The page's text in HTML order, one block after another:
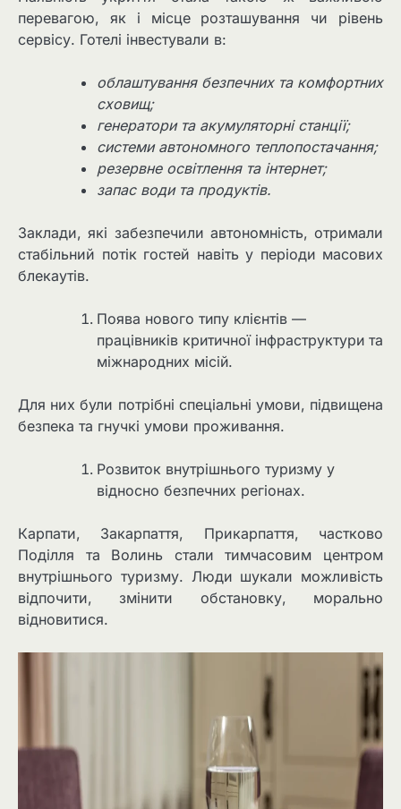
перевагою, як і місце розташування чи рівень
сервісу. Готелі інвестували в:
облаштування безпечних та комфортних
сховищ;
генератори та акумуляторні станції;
системи автономного теплопостачання;
резервне освітлення та інтернет;
запас води та продуктів.
Заклади, які забезпечили автономність, отримали
стабільний потік гостей навіть у періоди масових
блекаутів.
Поява нового типу клієнтів —
працівників критичної інфраструктури та
міжнародних місій.
Для них були потрібні спеціальні умови, підвищена
безпека та гнучкі умови проживання.
Розвиток внутрішнього туризму у
відносно безпечних регіонах.
Карпати, Закарпаття, Прикарпаття, частково
Поділля та Волинь стали тимчасовим центром
внутрішнього туризму. Люди шукали можливість
відпочити, змінити обстановку, морально
відновитися.